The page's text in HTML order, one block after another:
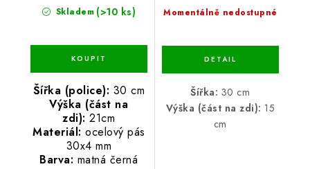
Skladem (>10 ks)
Šířka (police): 30 cm
Výška (část na
zdi): 21cm
Materiál: ocelový pás
30x4 mm
Barva: matná černá
Momentálně nedostupné
Šířka: 30 cm
Výška (část na zdi): 15
cm